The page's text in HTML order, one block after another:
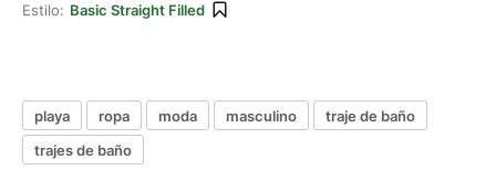
Estilo: Basic Straight Filled
playa ropa moda masculino
traje de baño
trajes de baño